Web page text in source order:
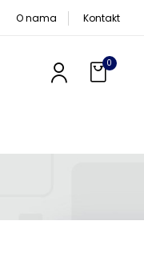
O nama Kontakt
0